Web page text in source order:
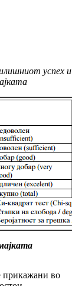
успех и
прикажани во